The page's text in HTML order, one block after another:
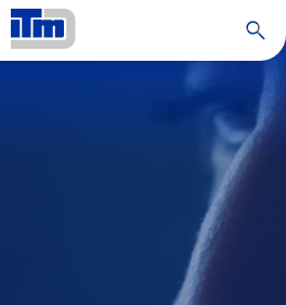
Open search